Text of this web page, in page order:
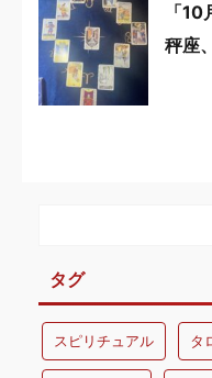
「
秤座
タグ
スピリチュアル タ